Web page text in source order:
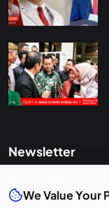
Newsletter
inbox. Sign up for
We Value Your